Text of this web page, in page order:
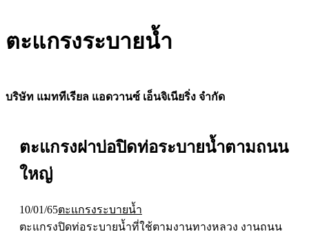
ตะแกรงระบายน้ำ
บริษัท แมททีเรียล แอดวานซ์ เอ็นจิเนียริ่ง จำกัด
ตะแกรงฝาบ่อปิดท่อระบายน้ำตามถนน
ใหญ่
10/01/65ตะแกรงระบายน้ำ
ตะแกรงปิดท่อระบายน้ำที่ใช้ตามงานทางหลวง งานถนน